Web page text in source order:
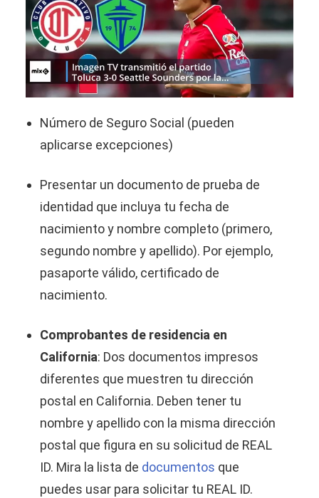
Número de Seguro Social (pueden
aplicarse excepciones)
Presentar un documento de prueba de
identidad que incluya tu fecha de
nacimiento y nombre completo (primero,
segundo nombre y apellido). Por ejemplo,
pasaporte válido, certificado de
nacimiento.
Comprobantes de residencia en
California: Dos documentos impresos
diferentes que muestren tu dirección
postal en California. Deben tener tu
nombre y apellido con la misma dirección
postal que figura en su solicitud de REAL
ID. Mira la lista de documentos que
puedes usar para solicitar tu REAL ID.